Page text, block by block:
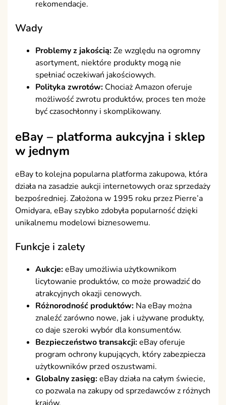
rekomendacje.
Wady
Problemy z jakością:Ze względu na ogromny
asortyment, niektóre produkty mogą nie
spełniać oczekiwań jakościowych.
Polityka zwrotów: Chociaż Amazon oferuje
możliwość zwrotu produktów, proces ten może
być czasochłonny i skomplikowany.
eBay – platforma aukcyjna i sklep
w jednym
eBay to kolejna popularna platforma zakupowa, która
działa na zasadzie aukcji internetowych oraz sprzedaży
bezpośredniej. Założona w 1995 roku przez Pierre’a
Omidyara, eBay szybko zdobyła popularność dzięki
unikalnemu modelowi biznesowemu.
Funkcje i zalety
Aukcje:eBay umożliwia użytkownikom
licytowanie produktów, co może prowadzić do
atrakcyjnych okazji cenowych.
Różnorodność produktów: Na eBay można
znaleźć zarówno nowe, jak i używane produkty,
co daje szeroki wybór dla konsumentów.
Bezpieczeństwo transakcji:eBay oferuje
program ochrony kupujących, który zabezpiecza
użytkowników przed oszustwami.
Globalny zasięg:eBay działa na całym świecie,
co pozwala na zakupy od sprzedawców z różnych